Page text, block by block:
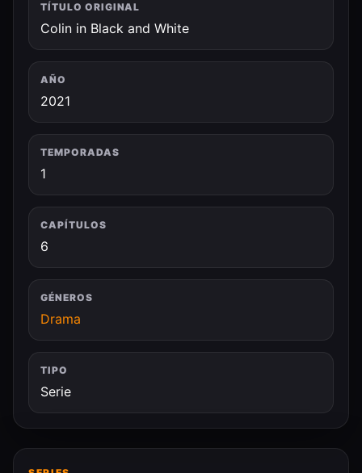
TÍTULO ORIGINAL
Colin in Black and White
AÑO
2021
TEMPORADAS
1
CAPÍTULOS
6
GÉNEROS
Drama
TIPO
Serie